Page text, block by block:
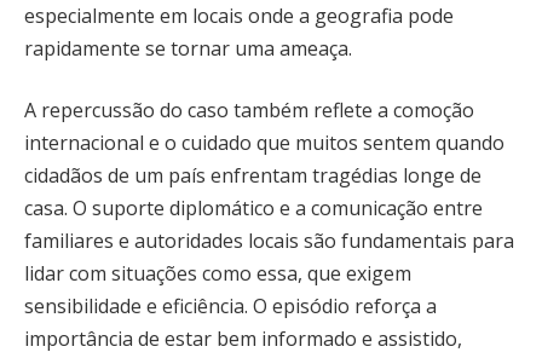
especialmente em locais onde a geografia pode
rapidamente se tornar uma ameaça.
A repercussão do caso também reflete a comoção
internacional e o cuidado que muitos sentem quando
cidadãos de um país enfrentam tragédias longe de
casa. O suporte diplomático e a comunicação entre
familiares e autoridades locais são fundamentais para
lidar com situações como essa, que exigem
sensibilidade e eficiência. O episódio reforça a
importância de estar bem informado e assistido,